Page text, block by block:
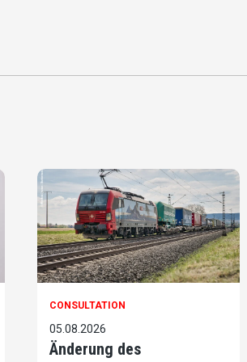
CONSULTATION
05.08.2026
Änderung des